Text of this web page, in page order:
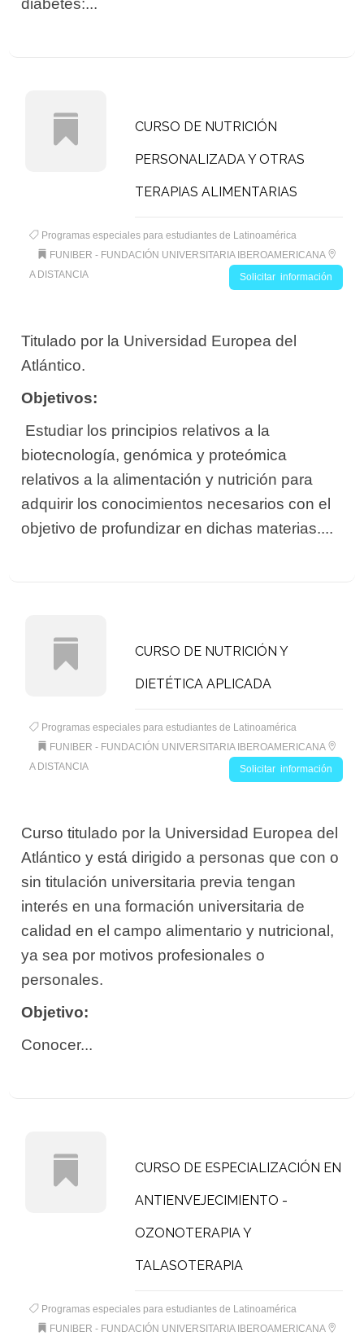
diabetes:...
CURSO DE NUTRICIÓN
PERSONALIZADA Y OTRAS
TERAPIAS ALIMENTARIAS
Programas especiales para estudiantes de Latinoamérica
FUNIBER - FUNDACIÓN UNIVERSITARIA IBEROAMERICANA
A DISTANCIA
Solicitar información
Titulado por la Universidad Europea del
Atlántico.
Objetivos:
 Estudiar los principios relativos a la
biotecnología, genómica y proteómica
relativos a la alimentación y nutrición para
adquirir los conocimientos necesarios con el
objetivo de profundizar en dichas materias....
CURSO DE NUTRICIÓN Y
DIETÉTICA APLICADA
Programas especiales para estudiantes de Latinoamérica
FUNIBER - FUNDACIÓN UNIVERSITARIA IBEROAMERICANA
A DISTANCIA
Solicitar información
Curso titulado por la Universidad Europea del
Atlántico y está dirigido a personas que con o
sin titulación universitaria previa tengan
interés en una formación universitaria de
calidad en el campo alimentario y nutricional,
ya sea por motivos profesionales o
personales.
Objetivo:
Conocer...
CURSO DE ESPECIALIZACIÓN EN
ANTIENVEJECIMIENTO -
OZONOTERAPIA Y
TALASOTERAPIA
Programas especiales para estudiantes de Latinoamérica
FUNIBER - FUNDACIÓN UNIVERSITARIA IBEROAMERICANA